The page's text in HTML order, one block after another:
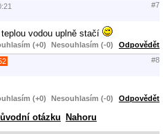
#7
vodou uplně stačí
(+0) Nesouhlasím (-0) Odpovědět
#8
(+0) Nesouhlasím (-0) Odpovědět
otázku Nahoru